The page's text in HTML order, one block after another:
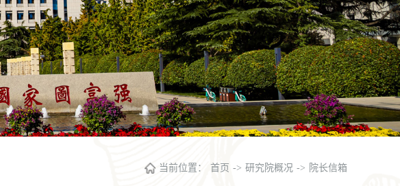
当前位置： 首页 -> 研究院概况 -> 院长信箱